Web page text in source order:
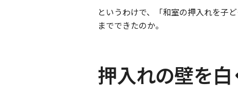
というわけで、「和室の押入れを子
までできたのか。
押入れの壁を